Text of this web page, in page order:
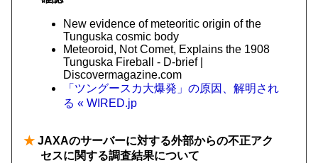
New evidence of meteoritic origin of the
Tunguska cosmic body
Meteoroid, Not Comet, Explains the 1908
Tunguska Fireball - D-brief |
Discovermagazine.com
「ツングースカ大爆発」の原因、解明され
る « WIRED.jp
★ JAXAのサーバーに対する外部からの不正アク
セスに関する調査結果について